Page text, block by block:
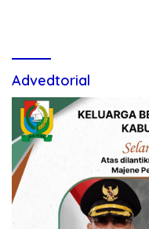
Advedtorial